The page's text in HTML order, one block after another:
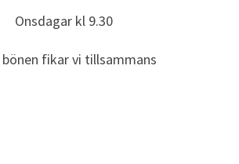
Onsdagar kl 9.30
bönen fikar vi tillsammans